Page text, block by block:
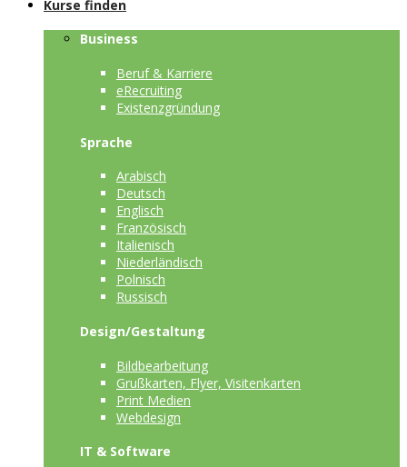
Kurse finden
Business
Beruf & Karriere
eRecruiting
Existenzgründung
Sprache
Arabisch
Deutsch
Englisch
Französisch
Italienisch
Niederländisch
Polnisch
Russisch
Design/Gestaltung
Bildbearbeitung
Grußkarten, Flyer, Visitenkarten
Print Medien
Webdesign
IT & Software